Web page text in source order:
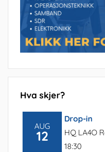
Hva skjer?
AUG
12
Drop-in
HQ LA4O
18:30